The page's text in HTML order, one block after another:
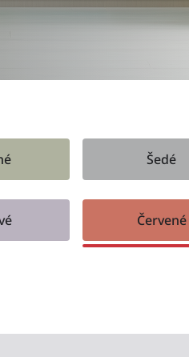
Šedé
Červené